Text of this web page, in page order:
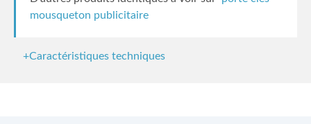
mousqueton publicitaire
+Caractéristiques techniques